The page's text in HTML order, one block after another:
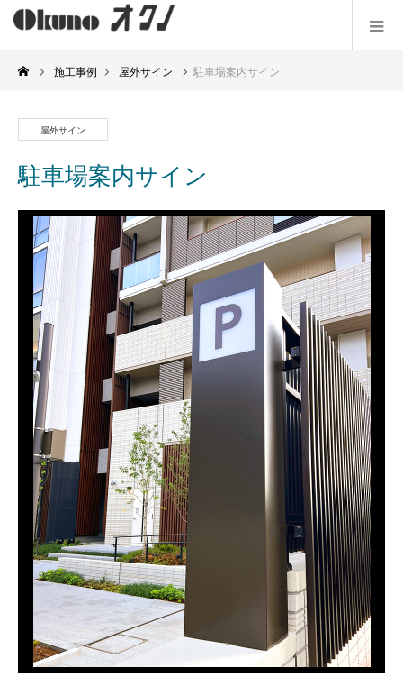
施工事例 屋外サイン 駐車場案内サイン
屋外サイン
駐車場案内サイン